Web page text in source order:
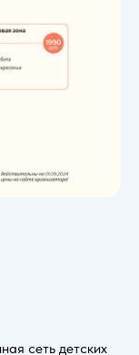
сеть детских